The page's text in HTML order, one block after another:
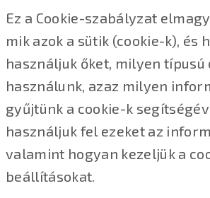
Ez a Cookie-szabályzat
mik azok a sütik (cookie-k), és
használjuk őket, milyen típusú
használunk, azaz milyen
gyűjtünk a cookie-k
használjuk fel ezeket az
valamint hogyan kezeljük a
beállításokat.